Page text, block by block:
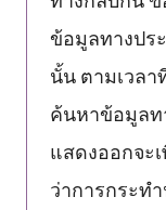
ข้อมูลทางปร
นั้น ตามเวล
ค้นหาข้อมูลท
แสดงออกจะ
ว่าการกระท